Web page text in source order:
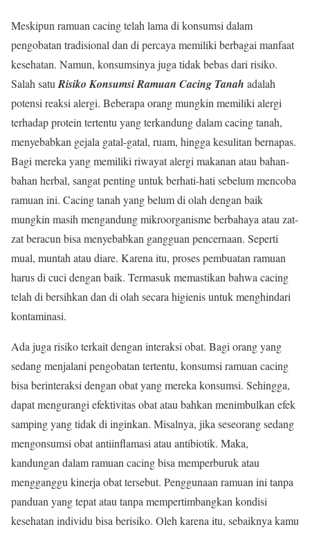
Meskipun ramuan cacing telah lama di konsumsi dalam
pengobatan tradisional dan di percaya memiliki berbagai manfaat
kesehatan. Namun, konsumsinya juga tidak bebas dari risiko.
Salah satu Risiko Konsumsi Ramuan Cacing Tanah adalah
potensi reaksi alergi. Beberapa orang mungkin memiliki alergi
terhadap protein tertentu yang terkandung dalam cacing tanah,
menyebabkan gejala gatal-gatal, ruam, hingga kesulitan bernapas.
Bagi mereka yang memiliki riwayat alergi makanan atau bahan-
bahan herbal, sangat penting untuk berhati-hati sebelum mencoba
ramuan ini. Cacing tanah yang belum di olah dengan baik
mungkin masih mengandung mikroorganisme berbahaya atau zat-
zat beracun bisa menyebabkan gangguan pencernaan. Seperti
mual, muntah atau diare. Karena itu, proses pembuatan ramuan
harus di cuci dengan baik. Termasuk memastikan bahwa cacing
telah di bersihkan dan di olah secara higienis untuk menghindari
kontaminasi.
Ada juga risiko terkait dengan interaksi obat. Bagi orang yang
sedang menjalani pengobatan tertentu, konsumsi ramuan cacing
bisa berinteraksi dengan obat yang mereka konsumsi. Sehingga,
dapat mengurangi efektivitas obat atau bahkan menimbulkan efek
samping yang tidak di inginkan. Misalnya, jika seseorang sedang
mengonsumsi obat antiinflamasi atau antibiotik. Maka,
kandungan dalam ramuan cacing bisa memperburuk atau
mengganggu kinerja obat tersebut. Penggunaan ramuan ini tanpa
panduan yang tepat atau tanpa mempertimbangkan kondisi
kesehatan individu bisa berisiko. Oleh karena itu, sebaiknya kamu